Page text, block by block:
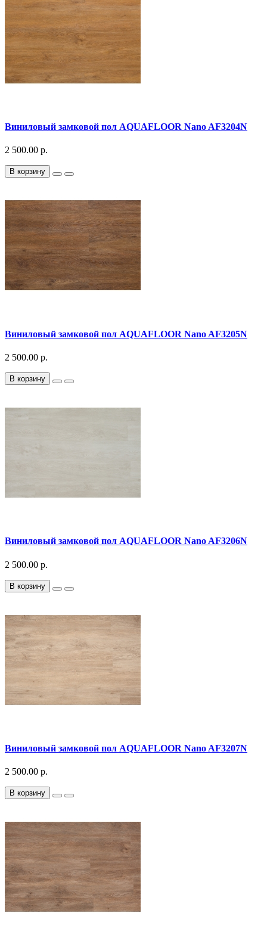
Виниловый замковой пол AQUAFLOOR Nano AF3204N
2 500.00 р.
В корзину
Виниловый замковой пол AQUAFLOOR Nano AF3205N
2 500.00 р.
В корзину
Виниловый замковой пол AQUAFLOOR Nano AF3206N
2 500.00 р.
В корзину
Виниловый замковой пол AQUAFLOOR Nano AF3207N
2 500.00 р.
В корзину